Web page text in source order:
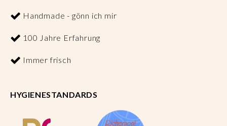
Handmade - gönn ich mir
100 Jahre Erfahrung
Immer frisch
HYGIENESTANDARDS